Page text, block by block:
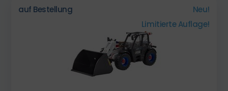
auf Bestellung
Neu!
Limitierte Auflage!